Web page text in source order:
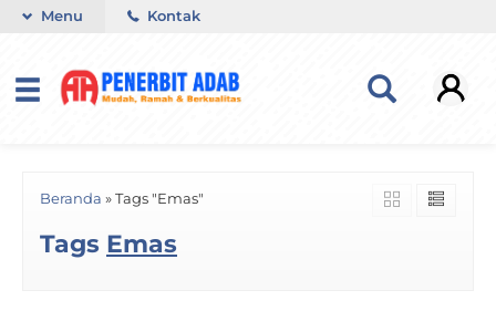
Menu Kontak
Beranda » Tags "Emas"
Tags Emas